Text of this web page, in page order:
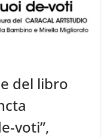
del libro
voti”,